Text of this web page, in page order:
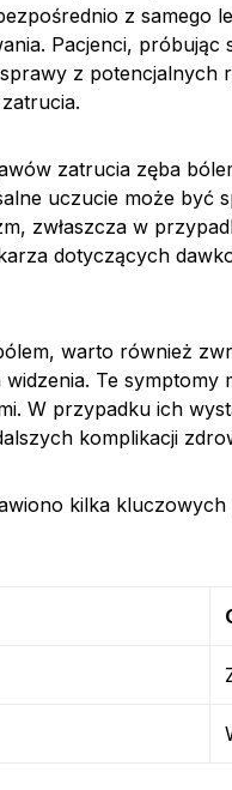
z samego
Pacjenci,
z
zatrucia zęba
uczucie może być
zwłaszcza w
dotyczących
warto również
Te
W przypadku ich
komplikacji
kilka